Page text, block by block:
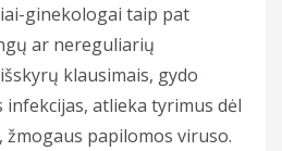
ginekologai taip pat
ar nereguliarių
klausimais, gydo
atlieka tyrimus dėl
žmogaus papilomos viruso.